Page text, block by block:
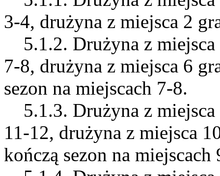
3-4, drużyna z miejsca 2
5.1.2. Drużyna z
7-8, drużyna z miejsca 6
sezon na miejscach 7-8.
5.1.3. Drużyna z
11-12, drużyna z miejsca
kończą sezon na miejscach